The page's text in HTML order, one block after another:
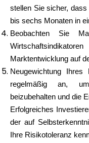
stellen Sie sicher,
bis sechs Monaten in
Beobachten Sie
Marktentwicklung auf
Neugewichtung
regelmäßig an,
beizubehalten und die
Erfolgreiches
der auf
Ihre Risikotoleranz